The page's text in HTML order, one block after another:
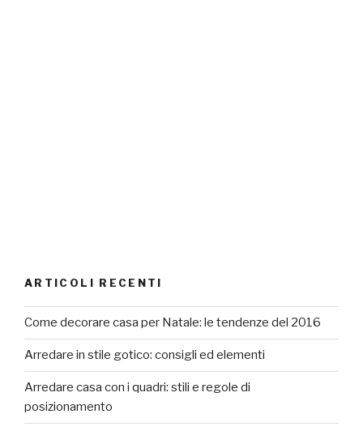
ARTICOLI RECENTI
Come decorare casa per Natale: le tendenze del 2016
Arredare in stile gotico: consigli ed elementi
Arredare casa con i quadri: stili e regole di
posizionamento